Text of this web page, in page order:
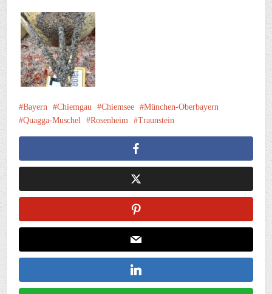
Bayern Chiemgau Chiemsee
München-Oberbayern
Quagga-Muschel
Rosenheim Traunstein